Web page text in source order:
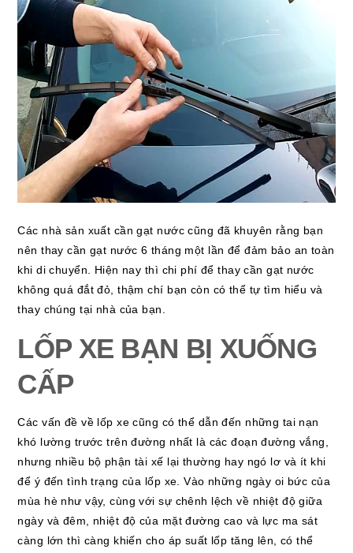
Các nhà sản xuất cần gạt nước cũng đã khuyên rằng bạn
nên thay cần gạt nước 6 tháng một lần để đảm bảo an toàn
khi di chuyển. Hiện nay thì chi phí để thay cần gạt nước
không quá đắt đỏ, thậm chí bạn còn có thể tự tìm hiểu và
thay chúng tại nhà của bạn.
LỐP XE BẠN BỊ XUỐNG
CẤP
Các vấn đề về lốp xe cũng có thể dẫn đến những tai nạn
khó lường trước trên đường nhất là các đoạn đường vắng,
nhưng nhiều bộ phận tài xế lại thường hay ngó lơ và ít khi
để ý đến tình trạng của lốp xe. Vào những ngày oi bức của
mùa hè như vậy, cùng với sự chênh lệch về nhiệt độ giữa
ngày và đêm, nhiệt độ của mặt đường cao và lực ma sát
càng lớn thì càng khiến cho áp suất lốp tăng lên, có thể